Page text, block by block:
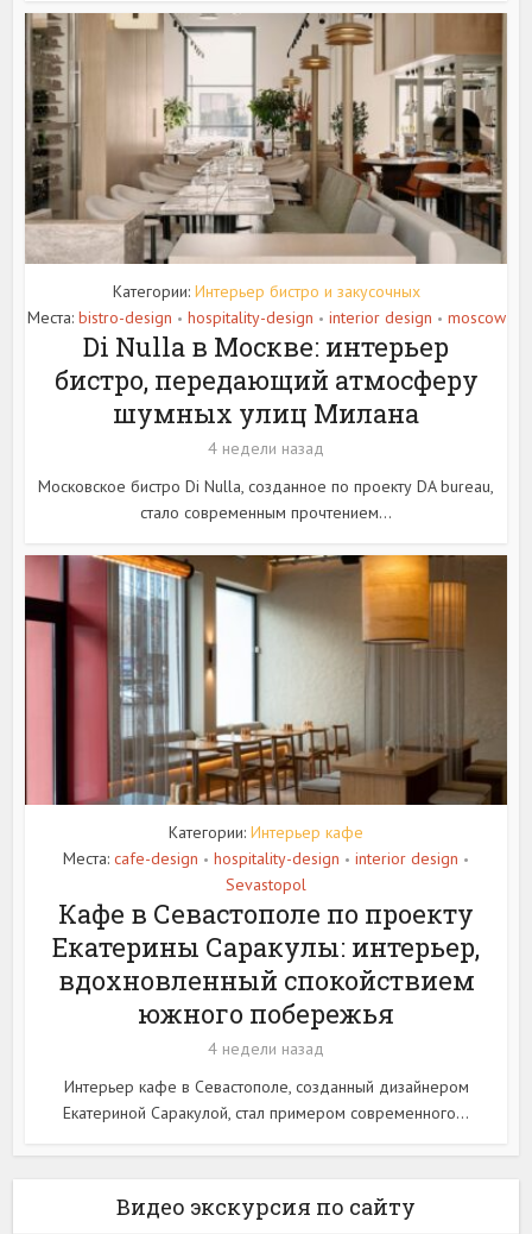
Категории: Интерьер бистро и закусочных
Места: bistro-design • hospitality-design • interior design • moscow
Di Nulla в Москве: интерьер
бистро, передающий атмосферу
шумных улиц Милана
4 недели назад
Московское бистро Di Nulla, созданное по проекту DA bureau,
стало современным прочтением...
Категории: Интерьер кафе
Места: cafe-design • hospitality-design • interior design •
Sevastopol
Кафе в Севастополе по проекту
Екатерины Саракулы: интерьер,
вдохновленный спокойствием
южного побережья
4 недели назад
Интерьер кафе в Севастополе, созданный дизайнером
Екатериной Саракулой, стал примером современного...
Видео экскурсия по сайту